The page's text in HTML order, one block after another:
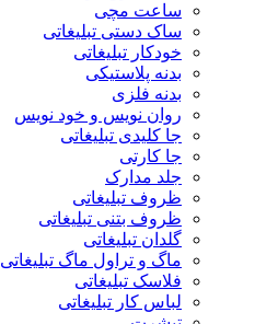
ساعت مچی
ساک دستی تبلیغاتی
خودکار تبلیغاتی
بدنه پلاستیکی
بدنه فلزی
روان نویس و خود نویس
جا کلیدی تبلیغاتی
جا کارتی
جلد مدارک
ظروف تبلیغاتی
ظروف بتنی تبلیغاتی
گلدان تبلیغاتی
ماگ و تراول ماگ تبلیغاتی
فلاسک تبلیغاتی
لباس کار تبلیغاتی